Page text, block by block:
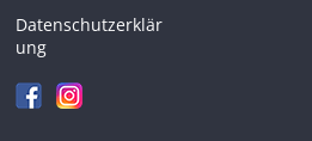
Datenschutzerklär
ung